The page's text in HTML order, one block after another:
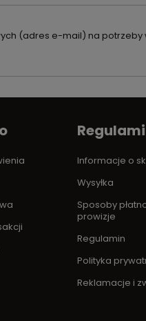
(adres e-mail) na
Informacje o
Wysyłka
Sposoby
prowizje
Regulamin
Polityka
Reklamacje i